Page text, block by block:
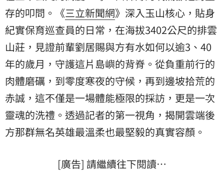
存的叩問。《三立新聞網》深入玉山核心，貼身
紀實保育巡查員的日常，在海拔3402公尺的排雲
山莊 ，見證前輩劉居賜與方有水如何以逾3、40
年的歲月，守護這片島嶼的背脊。從負重前行的
肉體磨礪，到零度寒夜的守候，再到邊坡拾荒的
赤誠，這不僅是一場體能極限的採訪，更是一次
靈魂的洗禮。透過記者的第一視角，揭開雲端後
方那群無名英雄最溫柔也最堅毅的真實容顏。
[廣告] 請繼續往下閱讀…